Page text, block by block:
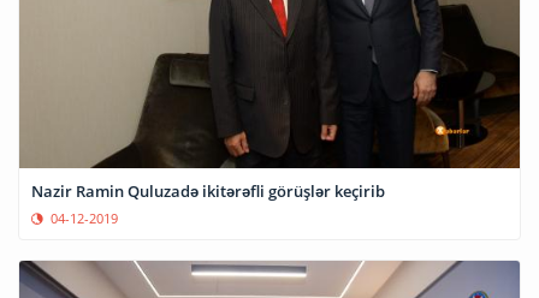
Nazir Ramin Quluzadə ikitərəfli görüşlər keçirib
04-12-2019